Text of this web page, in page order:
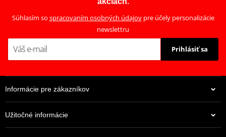
Súhlasím so spracovaním osobných údajovpre účely personalizácie
newslettru
Prihlásiť sa
Informácie pre zákazníkov
Užitočné informácie